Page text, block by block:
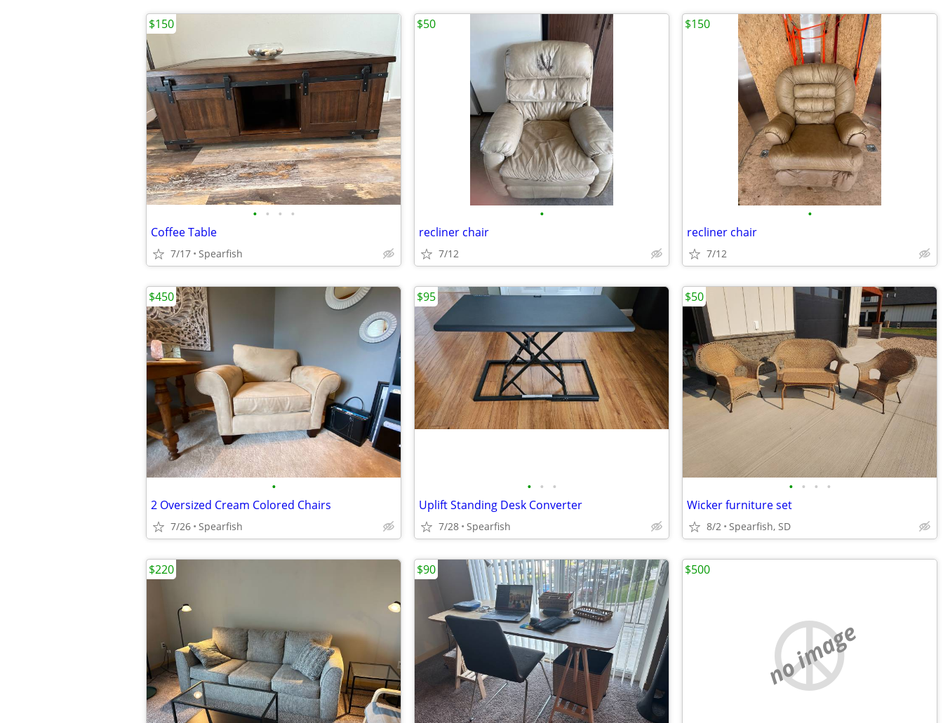
• • • •
Coffee Table
7/17 Spearfish
$150
•
recliner chair
7/12
$50
•
recliner chair
7/12
$150
•
2 Oversized Cream Colored Chairs
7/26 Spearfish
$450
• • •
Uplift Standing Desk Converter
7/28 Spearfish
$95
• • • •
Wicker furniture set
8/2 Spearfish, SD
$50
$220 $90
no image
$500